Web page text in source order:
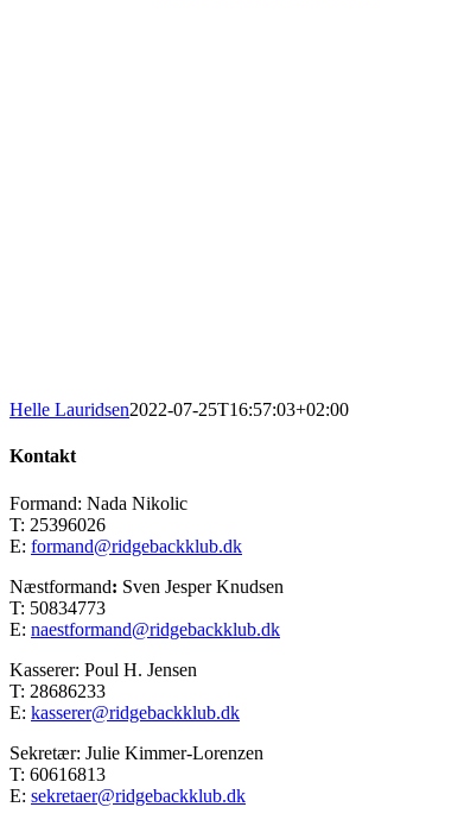
Helle Lauridsen2022-07-25T16:57:03+02:00
Kontakt
Formand: Nada Nikolic
T: 25396026
E: formand@ridgebackklub.dk
Næstformand: Sven Jesper Knudsen
T: 50834773
E: naestformand@ridgebackklub.dk
Kasserer: Poul H. Jensen
T: 28686233
E: kasserer@ridgebackklub.dk
Sekretær: Julie Kimmer-Lorenzen
T: 60616813
E: sekretaer@ridgebackklub.dk